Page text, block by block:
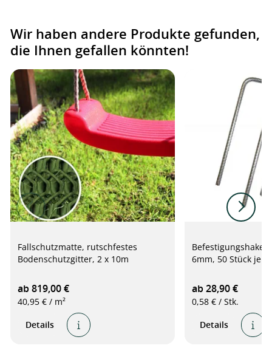
Wir haben andere Produkte gefunden,
die Ihnen gefallen könnten!
Fallschutzmatte, rutschfestes
Bodenschutzgitter, 2 x 10m
ab 819,00 €
40,95 € / m²
Details
6mm, 50 Stück je
ab 28,90 €
0,58 € / Stk.
Details